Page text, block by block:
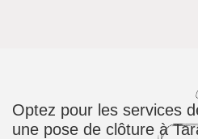
Optez pour les services
une pose de clôture à